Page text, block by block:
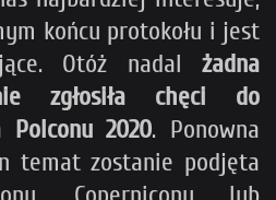
końcu protokołu i jest
Otóż nadal żadna
zgłosiła chęci do
Polconu 2020. Ponowna
temat zostanie podjęta